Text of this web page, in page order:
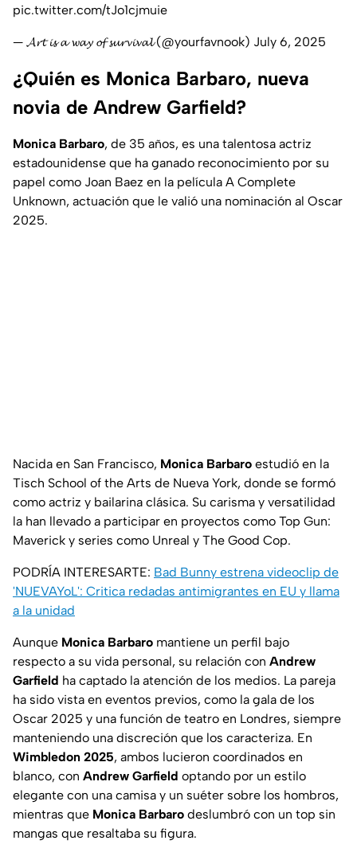
pic.twitter.com/tJo1cjmuie
— 𝓐𝓻𝓽 𝓲𝓼 𝓪 𝔀𝓪𝔂 𝓸𝓯 𝓼𝓾𝓻𝓿𝓲𝓿𝓪𝓵 (@yourfavnook) July 6, 2025
¿Quién es Monica Barbaro, nueva
novia de Andrew Garfield?
Monica Barbaro, de 35 años, es una talentosa actriz
estadounidense que ha ganado reconocimiento por su
papel como Joan Baez en la película A Complete
Unknown, actuación que le valió una nominación al Oscar
2025.
Nacida en San Francisco, Monica Barbaro estudió en la
Tisch School of the Arts de Nueva York, donde se formó
como actriz y bailarina clásica. Su carisma y versatilidad
la han llevado a participar en proyectos como Top Gun:
Maverick y series como Unreal y The Good Cop.
PODRÍA INTERESARTE: Bad Bunny estrena videoclip de
'NUEVAYoL': Critica redadas antimigrantes en EU y llama
a la unidad
Aunque Monica Barbaro mantiene un perfil bajo
respecto a su vida personal, su relación con Andrew
Garfield ha captado la atención de los medios. La pareja
ha sido vista en eventos previos, como la gala de los
Oscar 2025 y una función de teatro en Londres, siempre
manteniendo una discreción que los caracteriza. En
Wimbledon 2025, ambos lucieron coordinados en
blanco, con Andrew Garfield optando por un estilo
elegante con una camisa y un suéter sobre los hombros,
mientras que Monica Barbaro deslumbró con un top sin
mangas que resaltaba su figura.